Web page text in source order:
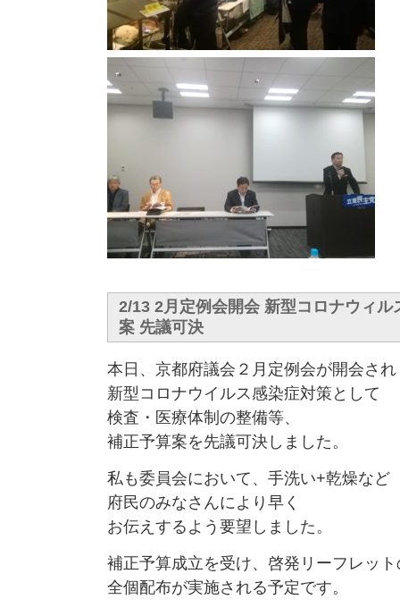
2/13 2月定例会開会 新型コロナウィル
案 先議可決
本日、京都府議会２月定例会が開会され
新型コロナウイルス感染症対策として
検査・医療体制の整備等、
補正予算案を先議可決しました。
私も委員会において、手洗い+乾燥など
府民のみなさんにより早く
お伝えするよう要望しました。
補正予算成立を受け、啓発リーフレット
全個配布が実施される予定です。